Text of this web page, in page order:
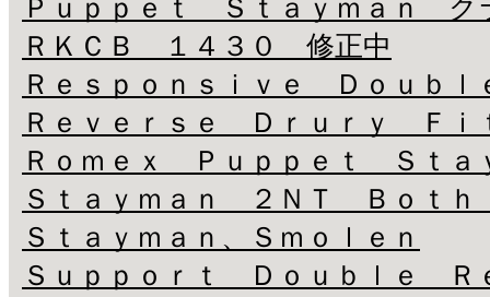
Ｐｕｐｐｅｔ Ｓｔａｙｍａｎ ク
ＲＫＣＢ １４３０ 修正中
Ｒｅｓｐｏｎｓｉｖｅ Ｄｏｕｂｌ
Ｒｅｖｅｒｓｅ Ｄｒｕｒｙ Ｆｉ
Ｒｏｍｅｘ Ｐｕｐｐｅｔ Ｓｔａ
Ｓｔａｙｍａｎ ２ＮＴ Ｂｏｔｈ
Ｓｔａｙｍａｎ、Ｓｍｏｌｅｎ
Ｓｕｐｐｏｒｔ Ｄｏｕｂｌｅ Ｒ